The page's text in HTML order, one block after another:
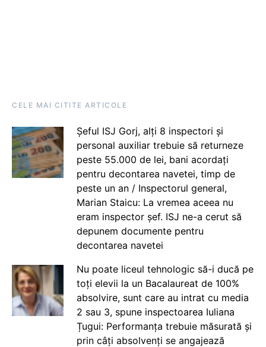
CELE MAI CITITE ARTICOLE
Șeful ISJ Gorj, alți 8 inspectori și
personal auxiliar trebuie să returneze
peste 55.000 de lei, bani acordați
pentru decontarea navetei, timp de
peste un an / Inspectorul general,
Marian Staicu: La vremea aceea nu
eram inspector șef. ISJ ne-a cerut să
depunem documente pentru
decontarea navetei
Nu poate liceul tehnologic să-i ducă pe
toți elevii la un Bacalaureat de 100%
absolvire, sunt care au intrat cu media
2 sau 3, spune inspectoarea Iuliana
Țugui: Performanța trebuie măsurată și
prin câți absolvenți se angajează